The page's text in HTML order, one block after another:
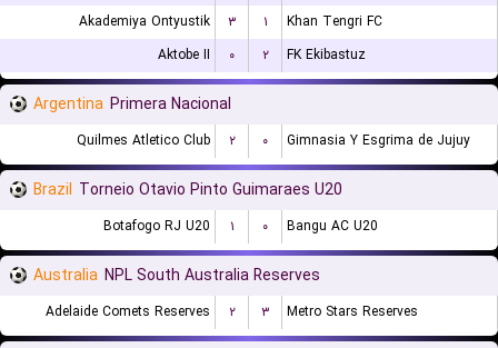
Akademiya Ontyustik
۳ ۱
Khan Tengri FC
Aktobe II
۰ ۲ FK Ekibastuz
Argentina Primera Nacional
Quilmes Atletico Club ۲ ۰ Gimnasia Y Esgrima de Jujuy
Brazil Torneio Otavio Pinto Guimaraes U20
Botafogo RJ U20 ۱ ۰ Bangu AC U20
Australia NPL South Australia Reserves
Adelaide Comets Reserves ۲ ۳ Metro Stars Reserves